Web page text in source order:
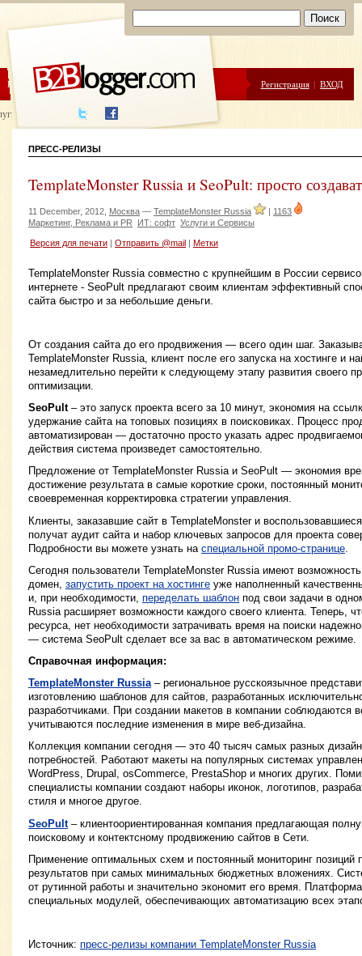
ЦЕНЫ ПОМОЩЬ Регистрация | ВХОД
написания
ПРЕСС-РЕЛИЗЫ
TemplateMonster Russia и SeoPult: просто
11 December, 2012, Москва — TemplateMonster Russia | 1163
Маркетинг, Реклама и PR
ИТ: софт Услуги и Сервисы
Версия для печати Отправить @mail Метки
TemplateMonster Russia совместно с крупнейшим в России
интернете - SeoPult предлагают своим клиентам эффективный
сайта быстро и за небольшие деньги.
От создания сайта до его продвижения — всего один шаг.
TemplateMonster Russia, клиент после его запуска на хостинге и
незамедлительно перейти к следующему этапу развития своего
оптимизации.
SeoPult– это запуск проекта всего за 10 минут, экономия на
удержание сайта на топовых позициях в поисковиках. Процесс
автоматизирован — достаточно просто указать адрес
действия система произведет самостоятельно.
Предложение от TemplateMonster Russia и SeoPult — экономия
достижение результата в самые короткие сроки, постоянный
своевременная корректировка стратегии управления.
Клиенты, заказавшие сайт в TemplateMonster и
получат аудит сайта и набор ключевых запросов для проекта
Подробности вы можете узнать на специальной промо-странице
Сегодня пользователи TemplateMonster Russia имеют возможность
домен, запустить проект на хостинге уже наполненный
и, при необходимости, переделать шаблон под свои задачи в
Russia расширяет возможности каждого своего клиента. Теперь,
ресурса, нет необходимости затрачивать время на поиски
— система SeoPult сделает все за вас в автоматическом режиме.
Справочная информация:
TemplateMonster Russia– региональное русскоязычное
изготовлению шаблонов для сайтов, разработанных
разработчиками. При создании макетов в компании соблюдаются
учитываются последние изменения в мире веб-дизайна.
Коллекция компании сегодня — это 40 тысяч самых разных
потребностей. Работают макеты на популярных системах
WordPress, Drupal, osCommerce, PrestaShop и многих других.
специалисты компании создают наборы иконок, логотипов,
стиля и многое другое.
SeoPult– клиентоориентированная компания предлагающая
поисковому и контектсному продвижению сайтов в Сети.
Применение оптимальных схем и постоянный мониторинг позиций
результатов при самых минимальных бюджетных вложениях.
от рутинной работы и значительно экономит его время.
специальных модулей, обеспечивающих автоматизацию всех
Источник: пресс-релизы компании TemplateMonster Russia